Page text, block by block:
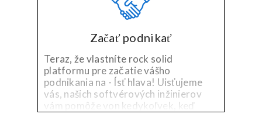
Začať podnikať
Teraz, že vlastníte rock solid
platformu pre začatie vášho
podnikania na - Ísť hlava! Uisťujeme
vás, našich softvérových inžinierov
vám pomôže von kedykoľvek, keď